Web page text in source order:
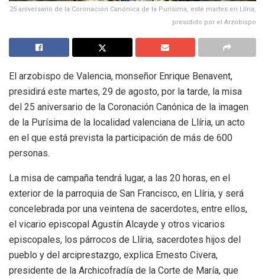
25 aniversario de la Coronación Canónica de la Purísima, este martes en Llíria,
presidido por el Arzobispo
El arzobispo de Valencia, monseñor Enrique Benavent,
presidirá este martes, 29 de agosto, por la tarde, la misa
del 25 aniversario de la Coronación Canónica de la imagen
de la Purísima de la localidad valenciana de Llíria, un acto
en el que está prevista la participación de más de 600
personas.
La misa de campaña tendrá lugar, a las 20 horas, en el
exterior de la parroquia de San Francisco, en Llíria, y será
concelebrada por una veintena de sacerdotes, entre ellos,
el vicario episcopal Agustín Alcayde y otros vicarios
episcopales, los párrocos de Llíria, sacerdotes hijos del
pueblo y del arciprestazgo, explica Ernesto Civera,
presidente de la Archicofradía de la Corte de María, que